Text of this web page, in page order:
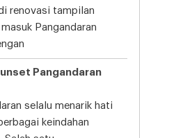
renovasi tampilan
Pangandaran
Pangandaran
selalu menarik hati
keindahan